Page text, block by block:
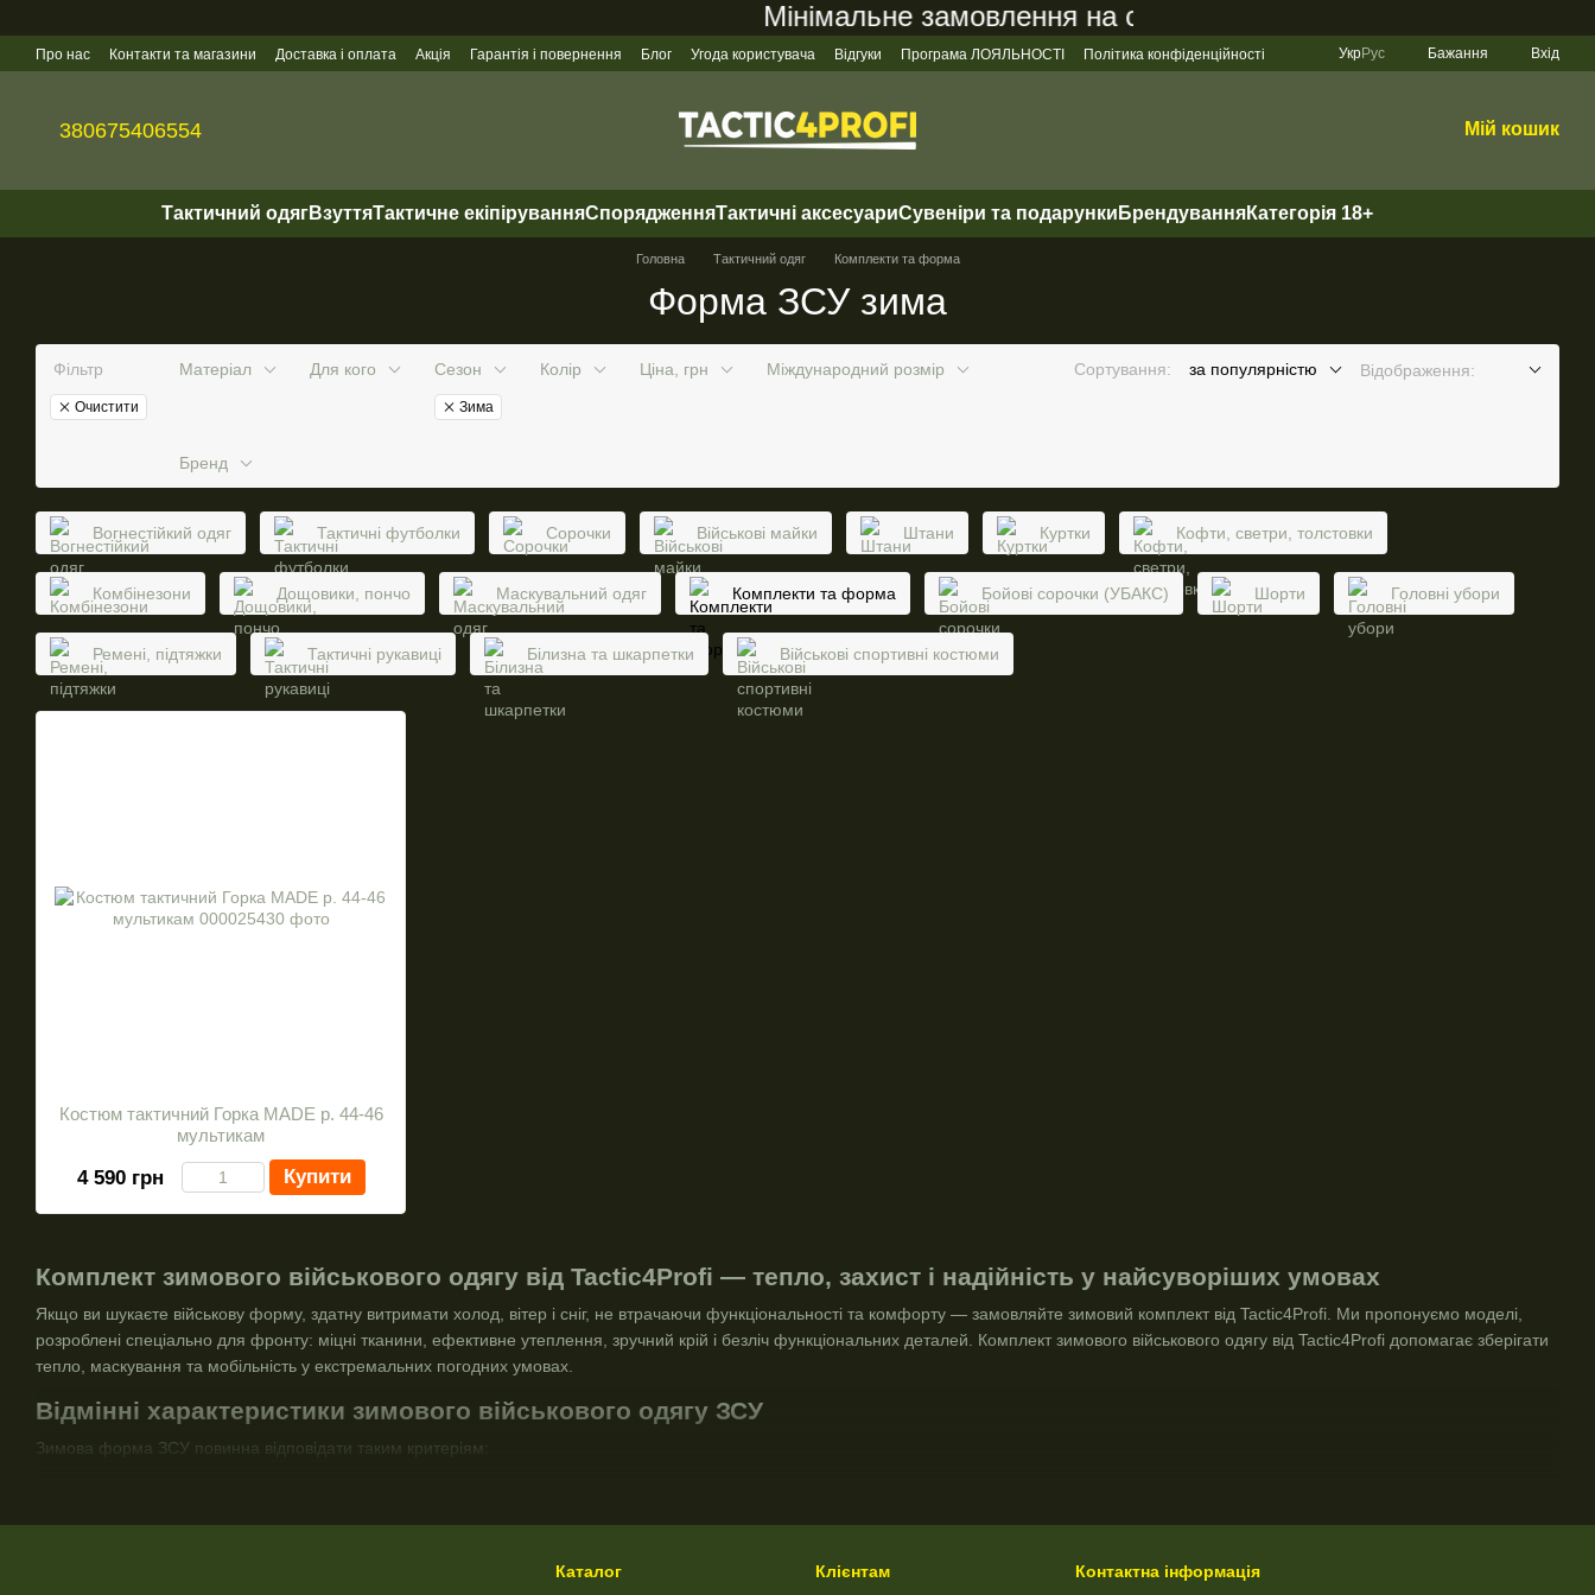
Мінімальне замовлення на сайті становить 200 грн
Про нас Контакти та магазини Доставка і оплата Акція Гарантія і повернення Блог Угода користувача Відгуки Програма ЛОЯЛЬНОСТІ
Політика конфіденційності
УкрРус Бажання Вхід
380675406554 Мій кошик
Тактичний одягВзуттяТактичне екіпіруванняСпорядженняТактичні аксесуариСувеніри та подарунки БрендуванняКатегорія 18+
Головна Тактичний одяг Комплекти та форма
Форма ЗСУ зима
Фільтр
Очистити
Матеріал Для кого Сезон
Зима
Колір Ціна, грн Міждународний розмір
Бренд
Сортування: за популярністю Відображення:
Комплект зимового військового одягу від Tactic4Profi — тепло, захист і надійність у найсуворіших умовах
Якщо ви шукаєте військову форму, здатну витримати холод, вітер і сніг, не втрачаючи функціональності та комфорту — замовляйте зимовий комплект від Tactic4Profi. Ми пропонуємо моделі,
розроблені спеціально для фронту: міцні тканини, ефективне утеплення, зручний крій і безліч функціональних деталей. Комплект зимового військового одягу від Tactic4Profi допомагає зберігати
тепло, маскування та мобільність у екстремальних погодних умовах.
Відмінні характеристики зимового військового одягу ЗСУ
Зимова форма ЗСУ повинна відповідати таким критеріям:
Вогнестійкий одяг Тактичні футболки Сорочки Військові майки Штани Куртки Кофти, светри, толстовки
Комбінезони Дощовики, пончо Маскувальний одяг Комплекти та форма Бойові сорочки (УБАКС) Шорти Головні убори
Ремені, підтяжки Тактичні рукавиці Білизна та шкарпетки Військові спортивні костюми
Костюм тактичний Горка MADE р. 44-46
мультикам
4 590 грн Купити
Каталог Клієнтам Контактна інформація